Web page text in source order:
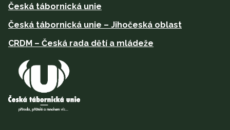
Česká tábornická unie
Česká tábornická unie – Jihočeská oblast
CRDM – Česká rada dětí a mládeže